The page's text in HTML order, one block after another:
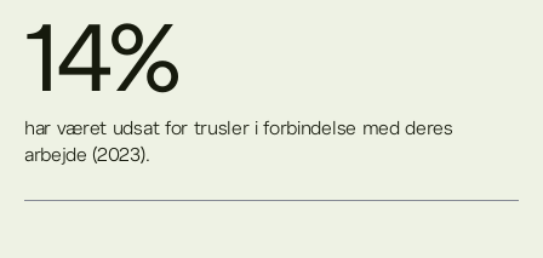
14%
har været udsat for trusler i forbindelse med deres
arbejde (2023).